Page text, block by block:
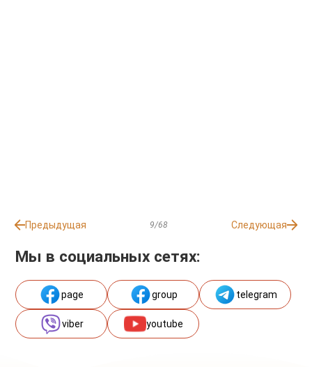
Предыдущая 9/68 Следующая
Мы в социальных сетях:
page group telegram
viber youtube